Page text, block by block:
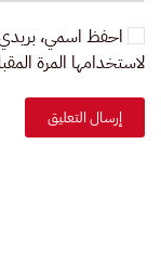
احفظ اسمي، بريدي
لاستخدامها المرة
إرسال التعليق